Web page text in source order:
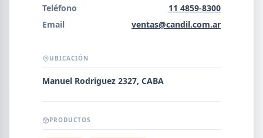
NOMBRE
Teléfono
11 4859-8300
Email
ventas@candil.com.ar
UBICACIÓN
Manuel Rodriguez 2327, CABA
PRODUCTOS